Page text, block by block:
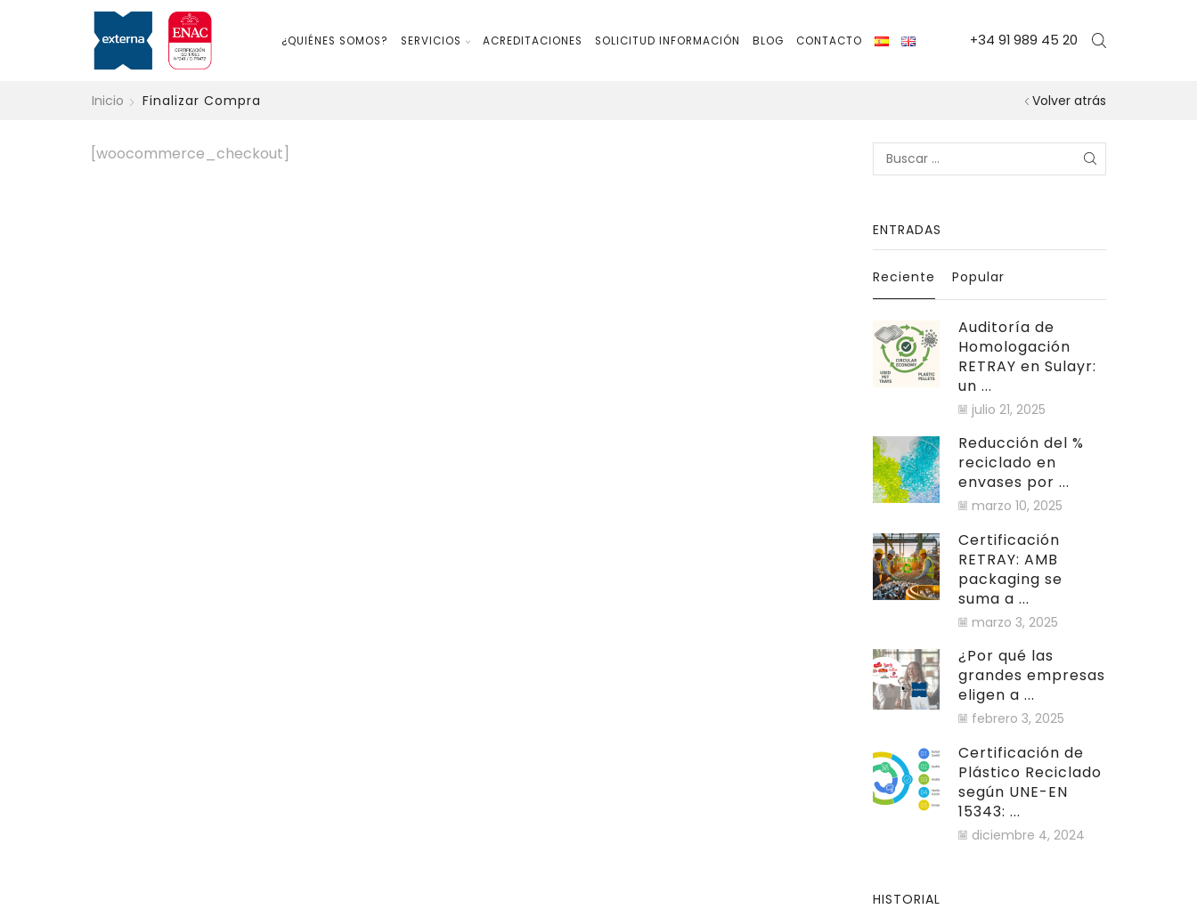
¿QUIÉNES SOMOS? SERVICIOS ACREDITACIONES SOLICITUD INFORMACIÓN BLOG CONTACTO +34 91 989 45 20
Volver atrás
Inicio Finalizar Compra
[woocommerce_checkout]
Search
ENTRADAS
Reciente Popular
Auditoría de
Homologación
RETRAY en Sulayr:
un ...
julio 21, 2025
Reducción del %
reciclado en
envases por ...
marzo 10, 2025
Certificación
RETRAY: AMB
packaging se
suma a ...
marzo 3, 2025
¿Por qué las
grandes empresas
eligen a ...
febrero 3, 2025
Certificación de
Plástico Reciclado
según UNE-EN
15343: ...
diciembre 4, 2024
HISTORIAL